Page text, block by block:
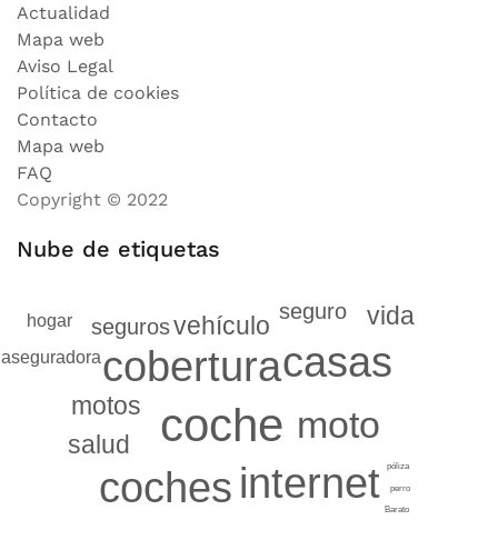
Actualidad
Mapa web
Aviso Legal
Política de cookies
Contacto
Mapa web
FAQ
Copyright © 2022
Nube de etiquetas
coche
casas
cobertura
coches internet
moto
motos
salud
vehículo vida
seguro
seguros
aseguradora
hogar
Barato
perro
póliza